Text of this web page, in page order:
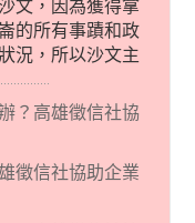
文，因為獲得拿
的所有事蹟和政
況，所以沙文主
，而且有沙文主
家和民族有超強
家的人，所以沙
？高雄徵信社協
徵信社協助企業